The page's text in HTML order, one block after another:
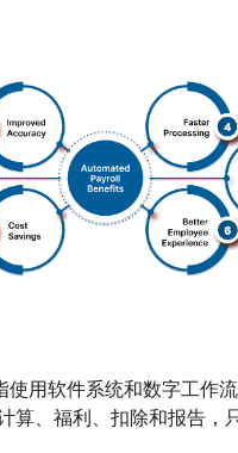
使用软件系统和数字工作
算、福利、扣除和报告，